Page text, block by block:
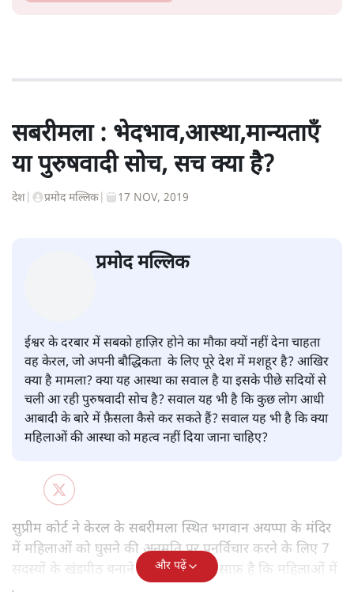
सबरीमला : भेदभाव,आस्था,मान्यताएँ
या पुरुषवादी सोच, सच क्या है?
देश प्रमोद मल्लिक 17 NOV, 2019
प्रमोद मल्लिक
ईश्वर के दरबार में सबको हाज़िर होने का मौका क्यों नहीं देना चाहता
वह केरल, जो अपनी बौद्धिकता के लिए पूरे देश में मशहूर है? आखिर
क्या है मामला? क्या यह आस्था का सवाल है या इसके पीछे सदियों से
चली आ रही पुरुषवादी सोच है? सवाल यह भी है कि कुछ लोग आधी